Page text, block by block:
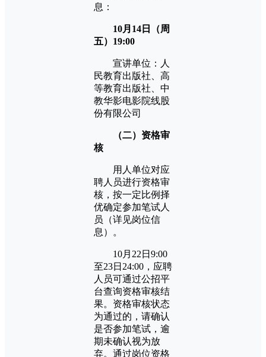
息：
10月14日（周
五）19:00
宣讲单位：人
民教育出版社、高
等教育出版社、中
教华影电影院线股
份有限公司
（二）资格审
核
用人单位对应
聘人员进行资格审
核，按一定比例择
优确定参加笔试人
员（详见岗位信
息）。
10月22日9:00
至23日24:00，应聘
人员可通过公招平
台查询资格审核结
果。资格审核状态
为通过的，请确认
是否参加笔试，逾
期未确认视为放
弃。通过岗位资格